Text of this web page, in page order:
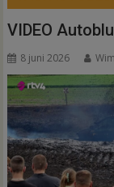
VIDEO
8 juni 2026